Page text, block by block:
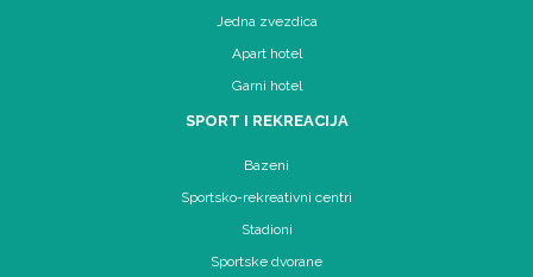
Jedna zvezdica
Apart hotel
Garni hotel
SPORT I REKREACIJA
Bazeni
Sportsko-rekreativni centri
Stadioni
Sportske dvorane